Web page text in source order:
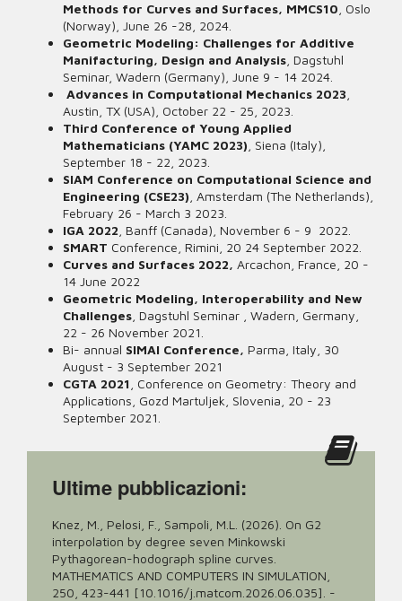
Methods for Curves and Surfaces, MMCS10 , Oslo
(Norway), June 26 -28, 2024.
Geometric Modeling: Challenges for Additive
Manifacturing, Design and Analysis , Dagstuhl
Seminar, Wadern (Germany), June 9 - 14 2024.
Advances in Computational Mechanics 2023
Austin, TX (USA), October 22 - 25, 2023.
Third Conference of Young Applied
Mathematicians (YAMC 2023) , Siena (Italy),
September 18 - 22, 2023.
SIAM Conference on Computational Science and
Engineering (CSE23) , Amsterdam (The Netherlands),
February 26 - March 3 2023.
IGA 2022 , Banff (Canada), November 6 - 9 2022.
SMART Conference, Rimini, 20 24 September 2022.
Curves and Surfaces 2022, Arcachon, France, 20 -
14 June 2022
Geometric Modeling, Interoperability and New
Challenges , Dagstuhl Seminar , Wadern, Germany,
22 - 26 November 2021.
Bi- annual SIMAI Conference, Parma, Italy, 30
August - 3 September 2021
CGTA 2021
, Conference on Geometry: Theory and
Applications, Gozd Martuljek, Slovenia, 20 - 23
September 2021.
Ultime pubblicazioni:
Knez, M., Pelosi, F., Sampoli, M.L. (2026). On G2
interpolation by degree seven Minkowski
Pythagorean-hodograph spline curves.
MATHEMATICS AND COMPUTERS IN SIMULATION,
250, 423-441 [10.1016/j.matcom.2026.06.035]. -